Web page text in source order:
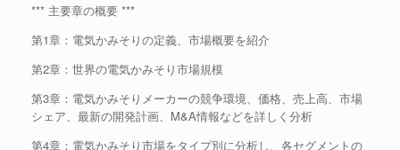
*** 主要章の概要 ***
第1章：電気かみそりの定義、市場概要を紹介
第2章：世界の電気かみそり市場規模
第3章：電気かみそりメーカーの競争環境、価格、売上高、市場
シェア、最新の開発計画、M&A情報などを詳しく分析
第4章：電気かみそり市場をタイプ別に分析し、各セグメントの